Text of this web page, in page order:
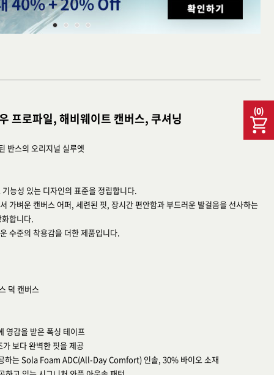
(0)
프로파일, 해비웨이트 캔버스, 쿠셔닝
반스의 오리지널 실루엣
능성 있는 디자인의 표준을 정립합니다.
가벼운 캔버스 어퍼, 세련된 핏, 장시간 편안함과 부드러운 발걸음을 선사하는
합니다.
수준의 착용감을 더한 제품입니다.
덕 캔버스
영감을 받은 폭싱 테이프
보다 완벽한 핏을 제공
하는 Sola Foam ADC(All-Day Comfort) 인솔, 30% 바이오 소재